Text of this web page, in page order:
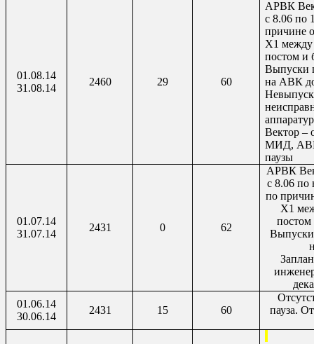
01.08.14
31.08.14
2460 29 60
АРВК
с 8.06 по
причине
X1
постом и
Выпуски
на АВК
Вектор –
МИД, АВК
паузы
01.07.14
31.07.14
2431 0 62
АРВК
с 8.06 по
по
X1
Выпуски
01.06.14
30.06.14
2431 15 60
пауза.